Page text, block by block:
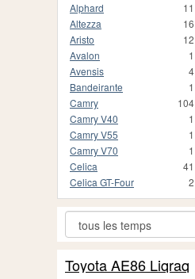
Alphard
11
Altezza
16
Aristo
12
Avalon
1
Avensis
4
Bandeirante
1
Camry
104
Camry V40
1
Camry V55
1
Camry V70
1
Celica
41
Celica GT-Four
2
Toyota AE86 Liqraq